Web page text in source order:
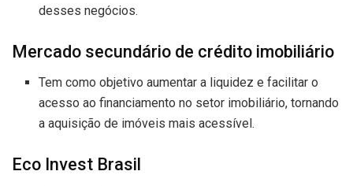
desses negócios.
Mercado secundário de crédito imobiliário
Tem como objetivo aumentar a liquidez e facilitar o
acesso ao financiamento no setor imobiliário, tornando
a aquisição de imóveis mais acessível.
Eco Invest Brasil